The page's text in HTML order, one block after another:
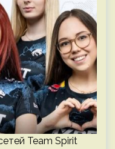
Team Spirit